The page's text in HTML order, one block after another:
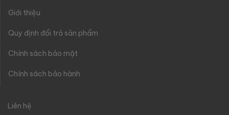
Giới thiệu
Quy định đổi trả sản phẩm
Chính sách bảo mật
Chính sách bảo hành
Liên hệ